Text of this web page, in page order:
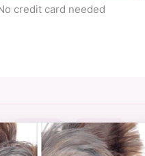
credit card needed